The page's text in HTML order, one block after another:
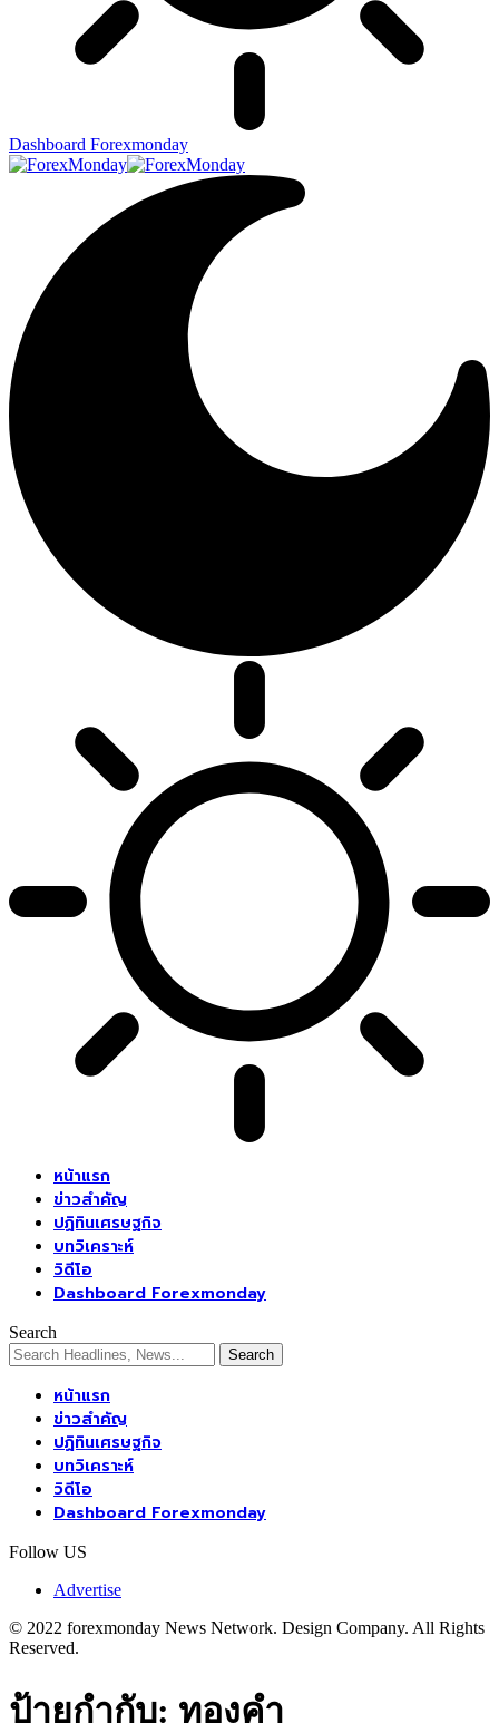
Dashboard Forexmonday
หน้าแรก
ข่าวสำคัญ
ปฏิทินเศรษฐกิจ
บทวิเคราะห์
วิดีโอ
Dashboard Forexmonday
Search
หน้าแรก
ข่าวสำคัญ
ปฏิทินเศรษฐกิจ
บทวิเคราะห์
วิดีโอ
Dashboard Forexmonday
Follow US
Advertise
© 2022 forexmonday News Network. Design Company. All Rights
Reserved.
ป้ายกำกับ: ทองคำ